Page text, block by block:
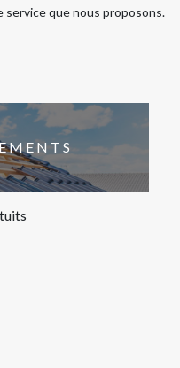
que nous proposons.